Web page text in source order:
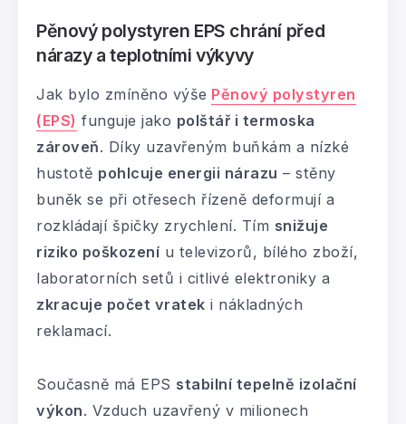
Pěnový polystyren EPS chrání před
nárazy a teplotními výkyvy
Jak bylo zmíněno výše Pěnový polystyren
(EPS) funguje jako polštář i termoska
zároveň. Díky uzavřeným buňkám a nízké
hustotě pohlcuje energii nárazu – stěny
buněk se při otřesech řízeně deformují a
rozkládají špičky zrychlení. Tím snižuje
riziko poškození u televizorů, bílého zboží,
laboratorních setů i citlivé elektroniky a
zkracuje počet vratek i nákladných
reklamací.
Současně má EPS stabilní tepelně izolační
výkon. Vzduch uzavřený v milionech